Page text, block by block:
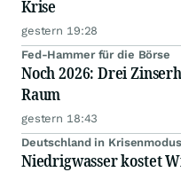
Krise
gestern 19:28
Fed-Hammer für die Börse
Noch 2026: Drei
Raum
gestern 18:43
Deutschland in Krisenmodus
Niedrigwasser kostet